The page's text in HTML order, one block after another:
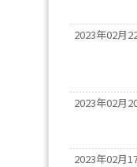
2023年02月
2023年02月
2023年02月